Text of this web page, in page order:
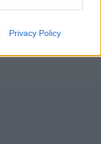
Privacy Policy